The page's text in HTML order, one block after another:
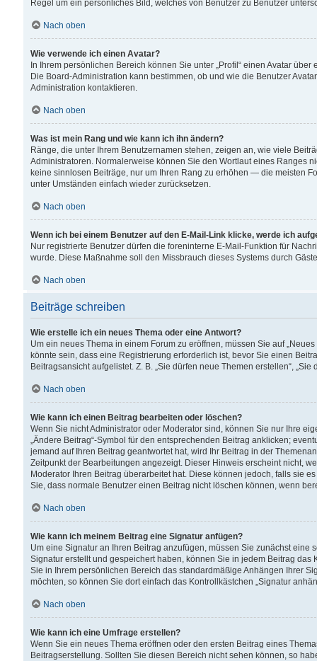
Regel um ein persönliches Bild, welches von Benutzer zu Benutzer
Nach oben
Wie verwende ich einen Avatar?
In Ihrem persönlichen Bereich können Sie unter „Profil“ einen Avatar
Die Board-Administration kann bestimmen, ob und wie die Benutzer
Administration kontaktieren.
Nach oben
Was ist mein Rang und wie kann ich ihn ändern?
Ränge, die unter Ihrem Benutzernamen stehen, zeigen an, wie viele
Administratoren. Normalerweise können Sie den Wortlaut eines Ranges
keine sinnlosen Beiträge, nur um Ihren Rang zu erhöhen — die meisten
unter Umständen einfach wieder zurücksetzen.
Nach oben
Wenn ich bei einem Benutzer auf den E-Mail-Link klicke, werde ich
Nur registrierte Benutzer dürfen die foreninterne E-Mail-Funktion für
wurde. Diese Maßnahme soll den Missbrauch dieses Systems durch
Nach oben
Beiträge schreiben
Wie erstelle ich ein neues Thema oder eine Antwort?
Um ein neues Thema in einem Forum zu eröffnen, müssen Sie auf
könnte sein, dass eine Registrierung erforderlich ist, bevor Sie einen
Beitragsansicht aufgelistet. Z. B. „Sie dürfen neue Themen erstellen“,
Nach oben
Wie kann ich einen Beitrag bearbeiten oder löschen?
Wenn Sie nicht Administrator oder Moderator sind, können Sie nur Ihre
„Ändere Beitrag“-Symbol für den entsprechenden Beitrag anklicken;
jemand auf Ihren Beitrag geantwortet hat, wird Ihr Beitrag in der
Zeitpunkt der Bearbeitungen angezeigt. Dieser Hinweis erscheint nicht,
Moderator Ihren Beitrag überarbeitet hat. Diese können jedoch, falls sie
Sie, dass normale Benutzer einen Beitrag nicht löschen können, wenn
Nach oben
Wie kann ich meinem Beitrag eine Signatur anfügen?
Um eine Signatur an Ihren Beitrag anzufügen, müssen Sie zunächst
Signatur erstellt und gespeichert haben, können Sie in jedem Beitrag
Sie in Ihrem persönlichen Bereich das standardmäßige Anhängen Ihrer
möchten, so können Sie dort einfach das Kontrollkästchen „Signatur
Nach oben
Wie kann ich eine Umfrage erstellen?
Wenn Sie ein neues Thema eröffnen oder den ersten Beitrag eines
Beitragserstellung. Sollten Sie diesen Bereich nicht sehen können, so